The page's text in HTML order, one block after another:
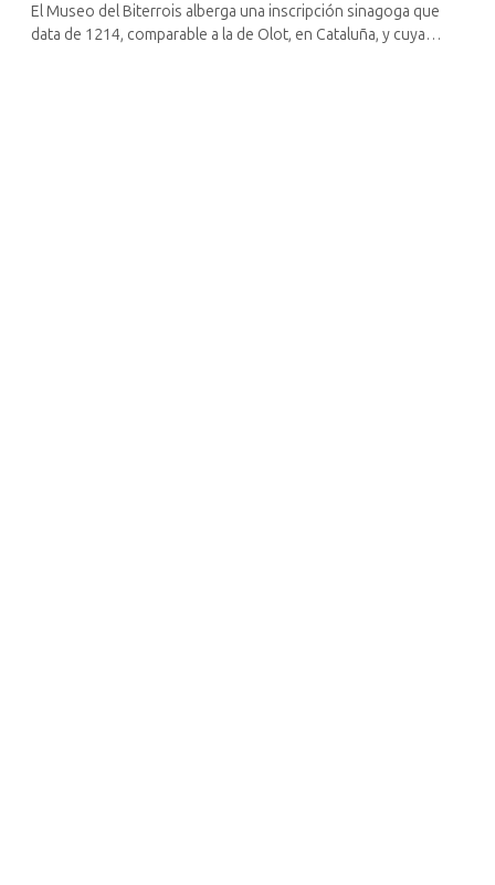
El Museo del Biterrois alberga una inscripción sinagoga que
data de 1214, comparable a la de Olot, en Cataluña, y cuya